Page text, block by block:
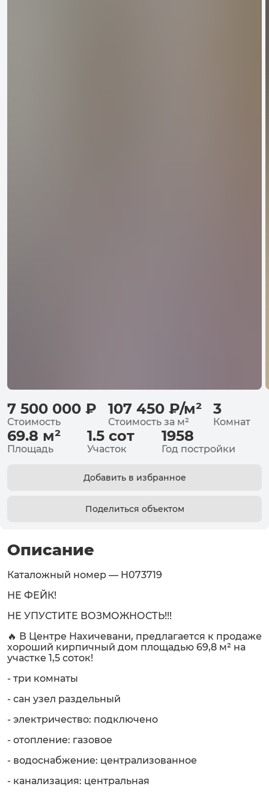
7 500 000 ₽
Стоимость
107 450 ₽/м²
Стоимость за м²
3
Комнат
69.8 м²
Площадь
1.5 сот
Участок
1958
Год постройки
Добавить в избранное
Поделиться объектом
Описание
Каталожный номер — H073719
НЕ ФЕЙК!
НЕ УПУСТИТЕ ВОЗМОЖНОСТЬ!!!
🔥 В Центре Нахичевани, предлагается к продаже
хороший кирпичный дом площадью 69,8 м² на
участке 1,5 соток!
- три комнаты
- сан узел раздельный
- электричество: подключено
- отопление: газовое
- водоснабжение: централизованное
- канализация: центральная